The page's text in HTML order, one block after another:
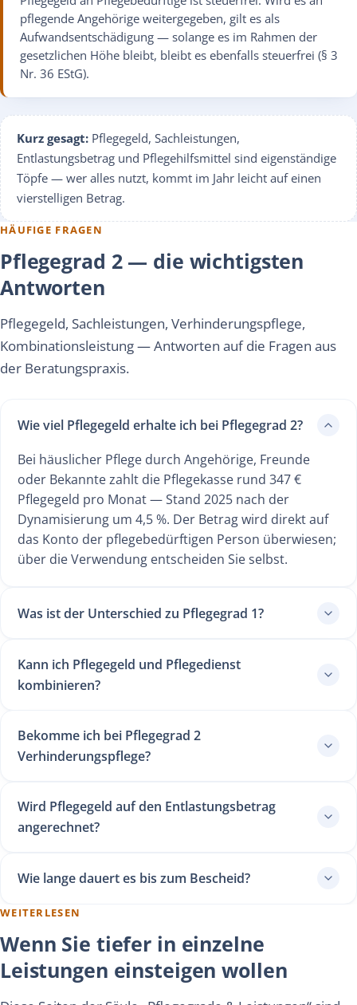
pflegende Angehörige weitergegeben, gilt es als
Aufwandsentschädigung — solange es im Rahmen der
gesetzlichen Höhe bleibt, bleibt es ebenfalls steuerfrei (§ 3
Nr. 36 EStG).
Kurz gesagt: Pflegegeld, Sachleistungen,
Entlastungsbetrag und Pflegehilfsmittel sind eigenständige
Töpfe — wer alles nutzt, kommt im Jahr leicht auf einen
vierstelligen Betrag.
HÄUFIGE FRAGEN
Pflegegrad 2 — die wichtigsten
Antworten
Pflegegeld, Sachleistungen, Verhinderungspflege,
Kombinationsleistung — Antworten auf die Fragen aus
der Beratungspraxis.
Wie viel Pflegegeld erhalte ich bei Pflegegrad 2?
Bei häuslicher Pflege durch Angehörige, Freunde
oder Bekannte zahlt die Pflegekasse rund 347 €
Pflegegeld pro Monat — Stand 2025 nach der
Dynamisierung um 4,5 %. Der Betrag wird direkt auf
das Konto der pflegebedürftigen Person überwiesen;
über die Verwendung entscheiden Sie selbst.
Was ist der Unterschied zu Pflegegrad 1?
Kann ich Pflegegeld und Pflegedienst
kombinieren?
Bekomme ich bei Pflegegrad 2
Verhinderungspflege?
Wird Pflegegeld auf den Entlastungsbetrag
angerechnet?
Wie lange dauert es bis zum Bescheid?
WEITERLESEN
Wenn Sie tiefer in einzelne
Leistungen einsteigen wollen